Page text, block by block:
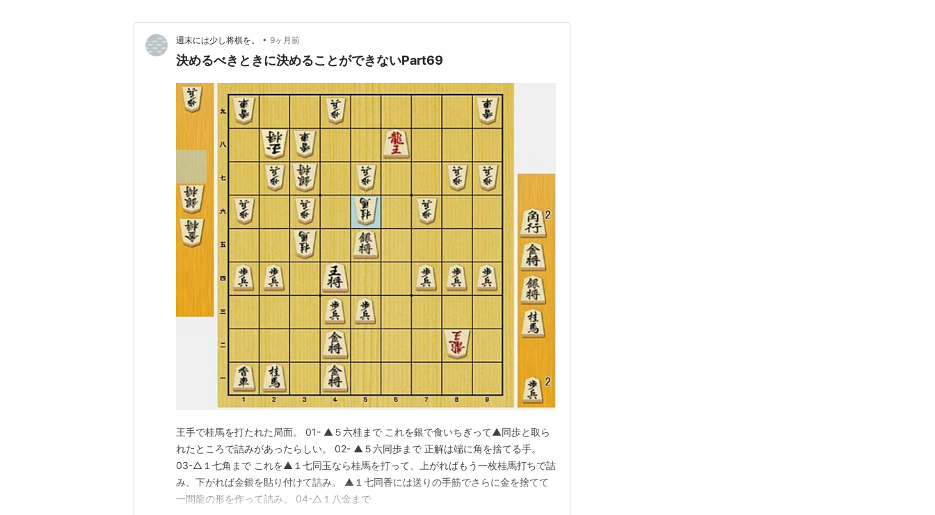
週末には少し将棋を。 • 9ヶ月前
決めるべきときに決めることができないPart69
王手で桂馬を打たれた局面。 01- ▲５六桂まで これを銀で食いちぎって▲同歩と取ら
れたところで詰みがあったらしい。 02- ▲５六同歩まで 正解は端に角を捨てる手。
03-△１七角まで これを▲１七同玉なら桂馬を打って、上がればもう一枚桂馬打ちで詰
み。下がれば金銀を貼り付けて詰み。 ▲１七同香には送りの手筋でさらに金を捨てて
一間龍の形を作って詰み。 04-△１八金まで